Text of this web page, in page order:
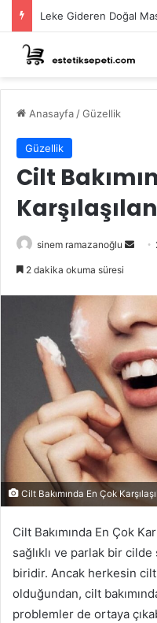
Leke Gideren Doğal
Anasayfa /Güzellik
Güzellik
Cilt
sinem ramazanoğlu
Bir
2 dakika okuma süresi
Cilt Bakımında En Çok
Cilt Bakımında En Çok
sağlıklı ve parlak bir
biridir. Ancak herkesin cilt
olduğundan, cilt
problemler de ortaya